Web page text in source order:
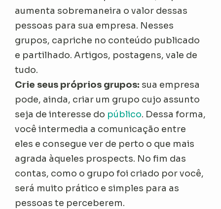
aumenta sobremaneira o valor dessas
pessoas para sua empresa. Nesses
grupos, capriche no conteúdo publicado
e partilhado. Artigos, postagens, vale de
tudo.
Crie seus próprios grupos: sua empresa
pode, ainda, criar um grupo cujo assunto
seja de interesse do público. Dessa forma,
você intermedia a comunicação entre
eles e consegue ver de perto o que mais
agrada àqueles prospects. No fim das
contas, como o grupo foi criado por você,
será muito prático e simples para as
pessoas te perceberem.